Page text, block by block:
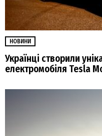
НОВИНИ
Українці створили
електромобіля Tesla